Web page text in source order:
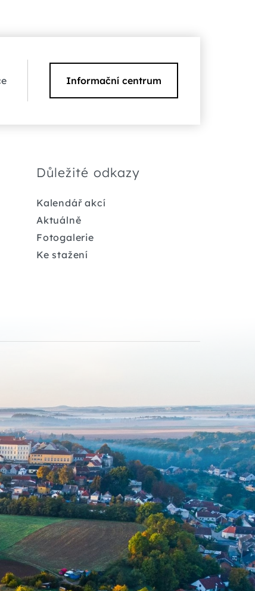
Informační centrum
Důležité odkazy
Kalendář akcí
Aktuálně
Fotogalerie
Ke stažení